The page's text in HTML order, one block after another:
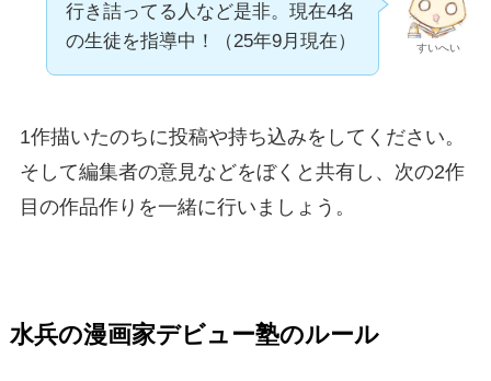
すいへい
行き詰ってる人など是非。現在4名
の生徒を指導中！（25年9月現在）
1作描いたのちに投稿や持ち込みをしてください。
そして編集者の意見などをぼくと共有し、次の2作
目の作品作りを一緒に行いましょう。
水兵の漫画家デビュー塾のルール